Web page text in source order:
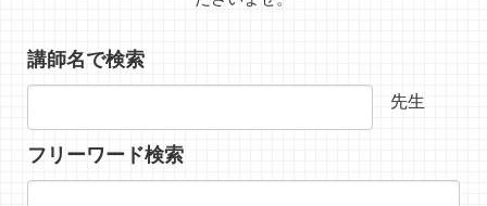
講師名で検索
先生
フリーワード検索